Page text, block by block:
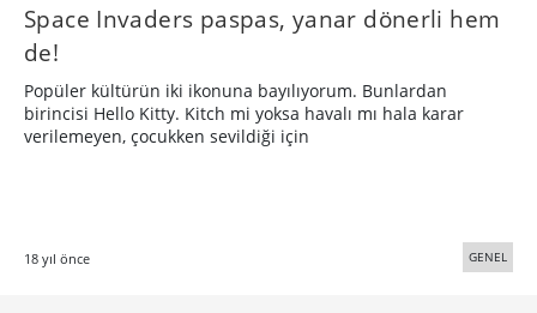
Space Invaders paspas, yanar dönerli hem
de!
Popüler kültürün iki ikonuna bayılıyorum. Bunlardan
birincisi Hello Kitty. Kitch mi yoksa havalı mı hala karar
verilemeyen, çocukken sevildiği için
18 yıl önce GENEL